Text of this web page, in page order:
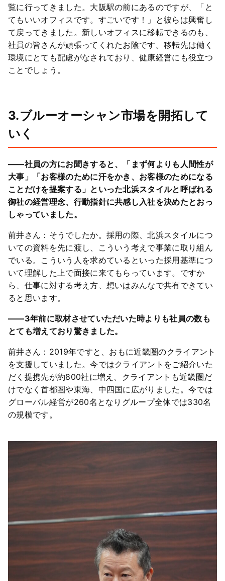
覧に行ってきました。大阪駅の前にあるのですが、「と
てもいいオフィスです。すごいです！」と彼らは興奮し
て戻ってきました。新しいオフィスに移転できるのも、
社員の皆さんが頑張ってくれたお陰です。移転先は働く
環境にとても配慮がなされており、健康経営にも役立つ
ことでしょう。
3.ブルーオーシャン市場を開拓して
いく
――社員の方にお聞きすると、「まず何よりも人間性が
大事」「お客様のために汗をかき、お客様のためになる
ことだけを提案する」といった北浜スタイルと呼ばれる
御社の経営理念、行動指針に共感し入社を決めたとおっ
しゃっていました。
前井さん：そうでしたか。採用の際、北浜スタイルにつ
いての資料を先に渡し、こういう考えで事業に取り組ん
でいる。こういう人を求めているといった採用基準につ
いて理解した上で面接に来てもらっています。ですか
ら、仕事に対する考え方、想いはみんなで共有できてい
ると思います。
――3年前に取材させていただいた時よりも社員の数も
とても増えており驚きました。
前井さん：2019年ですと、おもに近畿圏のクライアント
を支援していました。今ではクライアントをご紹介いた
だく提携先が約800社に増え、クライアントも近畿圏だ
けでなく首都圏や東海、中四国に広がりました。今では
グローバル経営が260名となりグループ全体では330名
の規模です。